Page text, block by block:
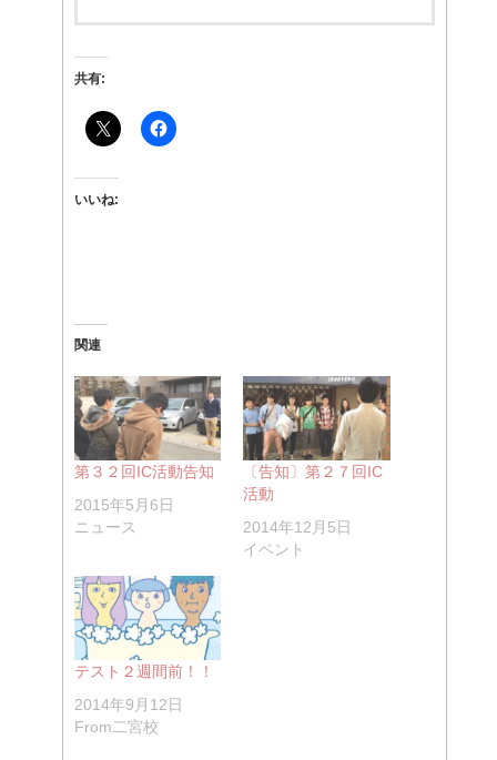
共有:
いいね:
関連
第３２回IC活動告知
2015年5月6日
ニュース
〔告知〕第２７回IC
活動
2014年12月5日
イベント
テスト２週間前！！
2014年9月12日
From二宮校